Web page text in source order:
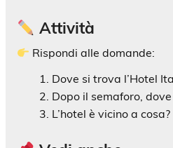
Attività
Rispondi alle domande:
Dove si trova l’Hotel
Dopo il semaforo,
L’hotel è vicino a cosa?